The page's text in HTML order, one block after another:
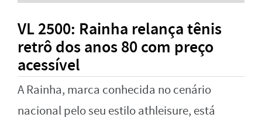
VL 2500: Rainha relança tênis
retrô dos anos 80 com preço
acessível
A Rainha, marca conhecida no cenário
nacional pelo seu estilo athleisure, está